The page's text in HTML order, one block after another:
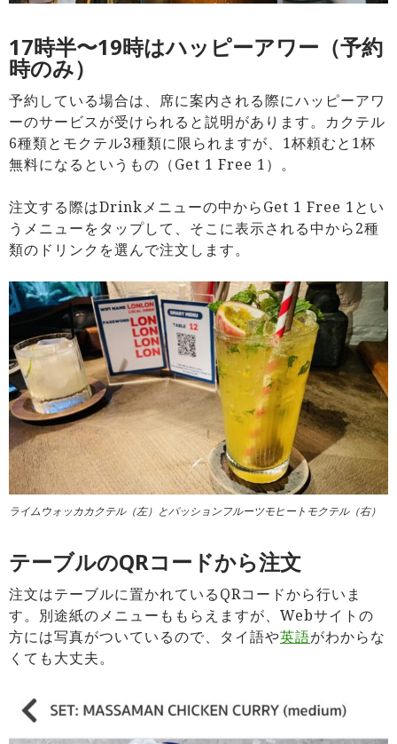
17時半〜19時はハッピーアワー（予約
時のみ）
予約している場合は、席に案内される際にハッピーアワ
ーのサービスが受けられると説明があります。カクテル
6種類とモクテル3種類に限られますが、1杯頼むと1杯
無料になるというもの（Get 1 Free 1）。
注文する際はDrinkメニューの中からGet 1 Free 1とい
うメニューをタップして、そこに表示される中から2種
類のドリンクを選んで注文します。
ライムウォッカカクテル（左）とパッションフルーツモヒートモクテル（右）
テーブルのQRコードから注文
注文はテーブルに置かれているQRコードから行いま
す。別途紙のメニューももらえますが、Webサイトの
方には写真がついているので、タイ語や英語がわからな
くても大丈夫。